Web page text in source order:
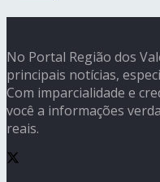
No Portal Região dos
principais notícias,
Com imparcialidade e
você a informações
reais.